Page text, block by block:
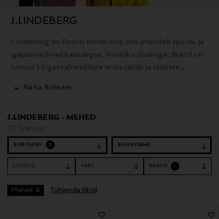
J.LINDEBERG
J.Lindeberg on Rootsi moebränd, mis ühendab spordi- ja
igapäevarõivad kaasaegse, linnaliku disainiga. Bränd on
tuntud kõrgekvaliteediliste materjalide ja stiilsete
Näita Rohkem
J.LINDEBERG - MEHED
171 Tulemust
SORTEERI 2
SUURUS VÄRV BRÄND
Mehed Tühjenda filtrid